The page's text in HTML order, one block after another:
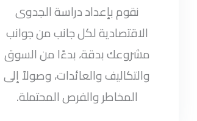
نقوم بإعداد دراسة الجدوى
الاقتصادية لكل جانب من جوانب
مشروعك بدقة، بدءًا من السوق
والتكاليف والعائدات، وصولاً إلى
المخاطر والفرص المحتملة.